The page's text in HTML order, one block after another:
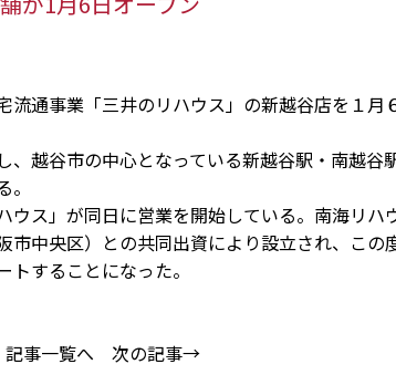
通事業「三井のリハウス」の新越谷店を１月
越谷市の中心となっている新越谷駅・南越谷
ス」が同日に営業を開始している。南海リハ
中央区）との共同出資により設立され、この
することになった。
記事一覧へ 次の記事→